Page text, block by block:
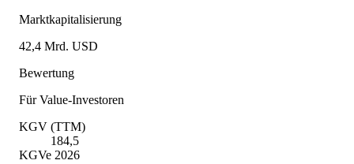
Marktkapitalisierung
42,4 Mrd. USD
Bewertung
Für Value-Investoren
KGV (TTM)
184,5
KGVe 2026